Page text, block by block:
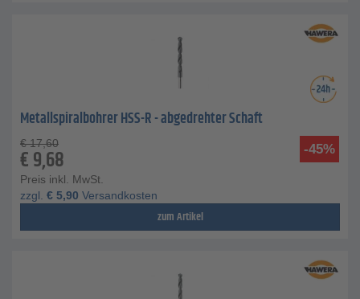
Metallspiralbohrer HSS-R - abgedrehter Schaft
-45%
€ 17,60
€9,68
Preis inkl. MwSt.
zzgl. € 5,90 Versandkosten
zum Artikel